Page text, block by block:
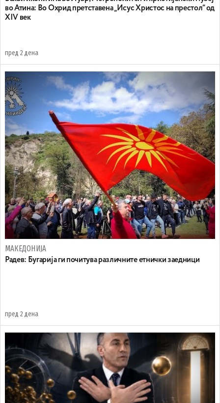
во Атина: Во Охрид претставена „Исус Христос на престол“ од
XIV век
пред 2 дена
МАКЕДОНИЈА
Радев: Бугарија ги почитува различните етнички заедници
пред 2 дена